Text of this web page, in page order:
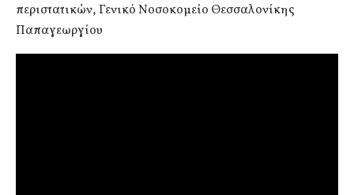
περιστατικών, Γενικό Νοσοκομείο Θεσσαλονίκης
Παπαγεωργίου